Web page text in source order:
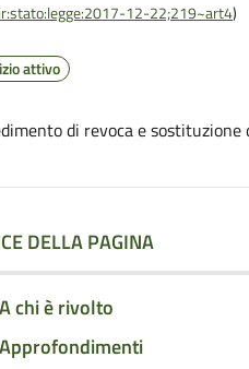
12-22;219~art4)
attivo
di revoca e
DELLA PAGINA
A chi è rivolto
Approfondimenti